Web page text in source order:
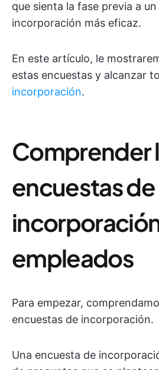
que sienta la fase previa a
incorporación más eficaz.
En este artículo, le
estas encuestas y alcanzar
incorporación.
Comprender
encuestas de
empleados
Para empezar,
encuestas de incorporación.
Una encuesta de